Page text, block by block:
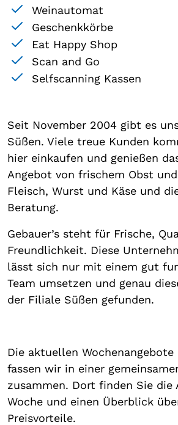
Weinautomat
Geschenkkörbe
Eat Happy Shop
Scan and Go
Selfscanning Kassen
Seit November 2004 gibt es
Süßen. Viele treue Kunden
hier einkaufen und genießen
Angebot von frischem Obst und
Fleisch, Wurst und Käse und
Beratung.
Gebauer’s steht für Frische,
Freundlichkeit. Diese
lässt sich nur mit einem gut
Team umsetzen und genau
der Filiale Süßen gefunden.
Die aktuellen
fassen wir in einer
zusammen. Dort finden Sie die
Woche und einen Überblick
Preisvorteile.